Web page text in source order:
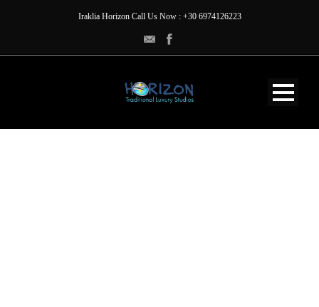
Iraklia Horizon Call Us Now : +30 6974126223